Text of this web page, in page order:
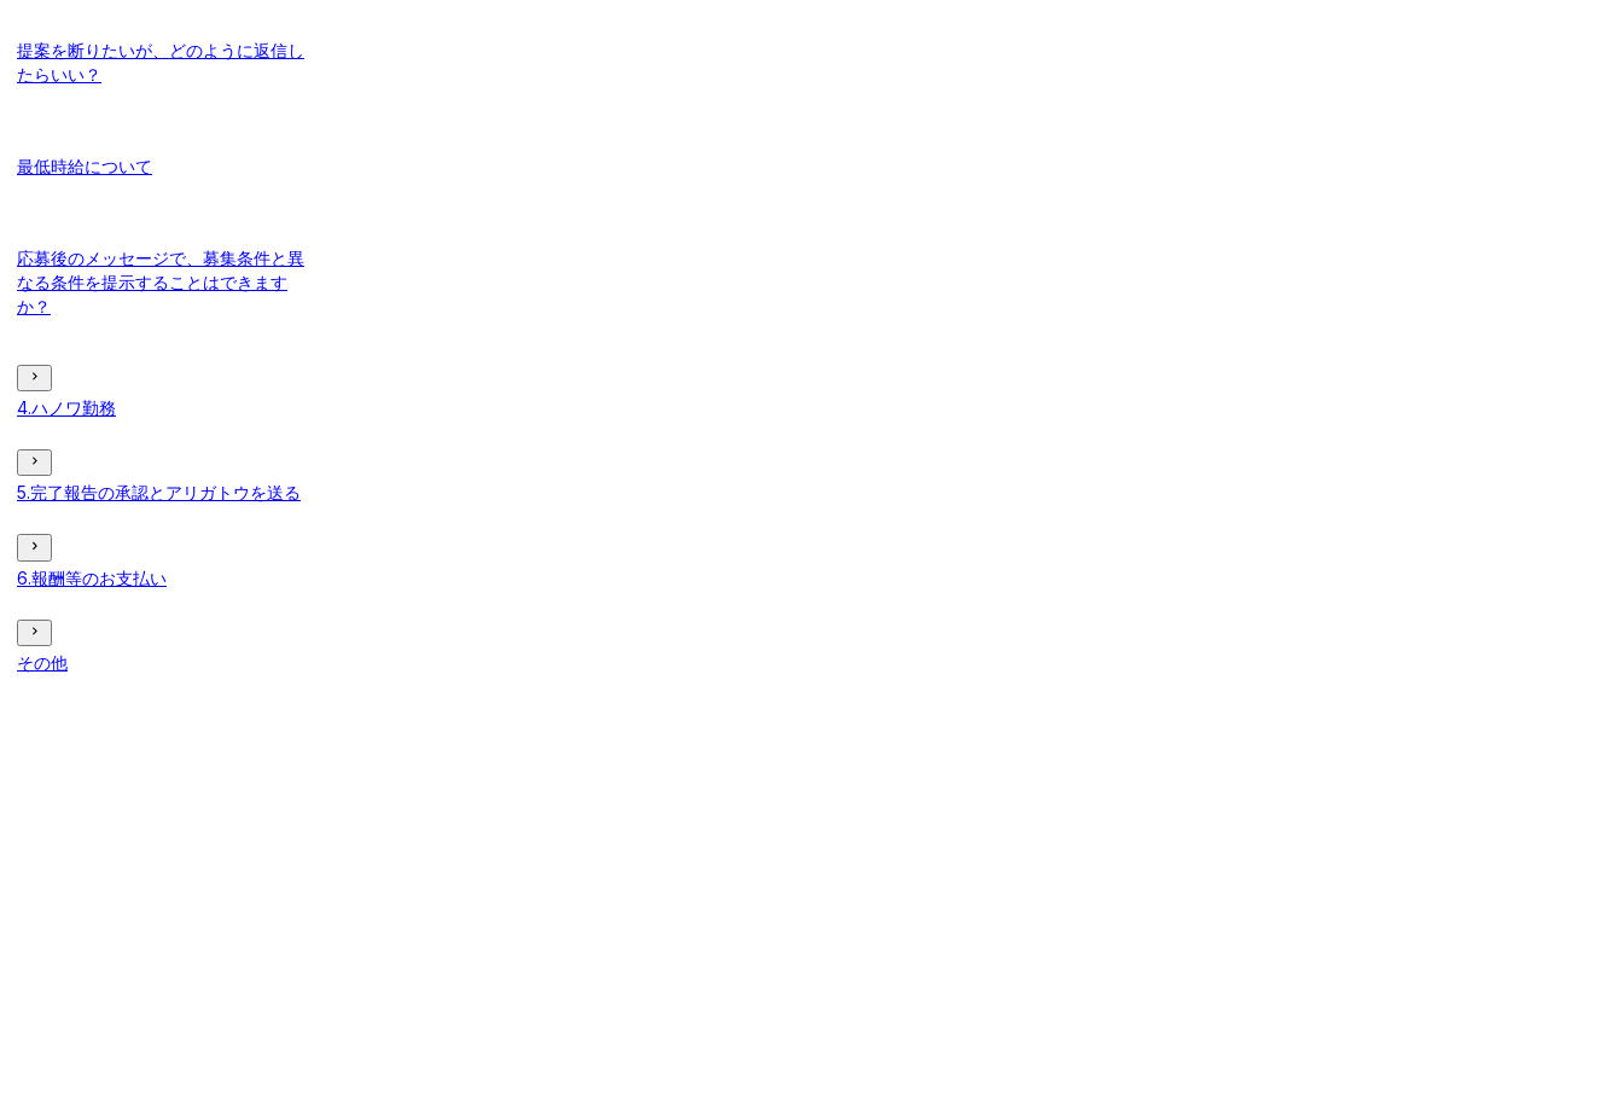
提案を断りたいが、どのように返信し
たらいい？
最低時給について
応募後のメッセージで、募集条件と異
なる条件を提示することはできます
か？
4.ハノワ勤務
5.完了報告の承認とアリガトウを送る
6.報酬等のお支払い
その他